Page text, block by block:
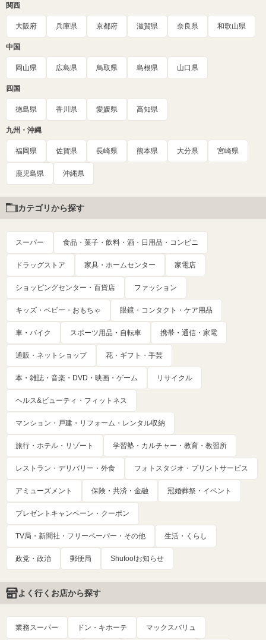
関西
大阪府 兵庫県 京都府 滋賀県 奈良県 和歌山県
中国
岡山県 広島県 鳥取県 島根県 山口県
四国
徳島県 香川県 愛媛県 高知県
九州・沖縄
福岡県 佐賀県 長崎県 熊本県 大分県 宮崎県
鹿児島県 沖縄県
カテゴリから探す
スーパー 食品・菓子・飲料・酒・日用品・コンビニ
ドラッグストア 家具・ホームセンター 家電店
ショッピングセンター・百貨店 ファッション
キッズ・ベビー・おもちゃ 眼鏡・コンタクト・ケア用品
車・バイク スポーツ用品・自転車 携帯・通信・家電
通販・ネットショップ 花・ギフト・手芸
本・雑誌・音楽・DVD・映画・ゲーム リサイクル
ヘルス&ビューティ・フィットネス
マンション・戸建・リフォーム・レンタル収納
旅行・ホテル・リゾート 学習塾・カルチャー・教育・教習所
レストラン・デリバリー・外食 フォトスタジオ・プリントサービス
アミューズメント 保険・共済・金融 冠婚葬祭・イベント
プレゼントキャンペーン・クーポン
TV局・新聞社・フリーペーパー・その他 生活・くらし
政党・政治 郵便局 Shufoo!お知らせ
よく行くお店から探す
業務スーパー ドン・キホーテ マックスバリュ